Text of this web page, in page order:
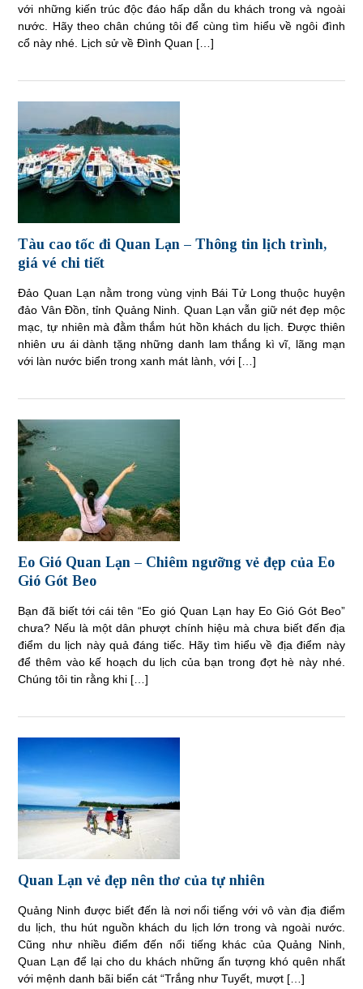
với những kiến trúc độc đáo hấp dẫn du khách trong và ngoài
nước. Hãy theo chân chúng tôi để cùng tìm hiểu về ngôi đình
cổ này nhé. Lịch sử về Đình Quan […]
Tàu cao tốc đi Quan Lạn – Thông tin lịch trình,
giá vé chi tiết
Đảo Quan Lạn nằm trong vùng vịnh Bái Tử Long thuộc huyện
đảo Vân Đồn, tỉnh Quảng Ninh. Quan Lạn vẫn giữ nét đẹp mộc
mạc, tự nhiên mà đằm thắm hút hồn khách du lịch. Được thiên
nhiên ưu ái dành tặng những danh lam thắng kì vĩ, lãng mạn
với làn nước biển trong xanh mát lành, với […]
Eo Gió Quan Lạn – Chiêm ngưỡng vẻ đẹp của Eo
Gió Gót Beo
Bạn đã biết tới cái tên “Eo gió Quan Lạn hay Eo Gió Gót Beo”
chưa? Nếu là một dân phượt chính hiệu mà chưa biết đến địa
điểm du lịch này quả đáng tiếc. Hãy tìm hiểu về địa điểm này
để thêm vào kế hoạch du lịch của bạn trong đợt hè này nhé.
Chúng tôi tin rằng khi […]
Quan Lạn vẻ đẹp nên thơ của tự nhiên
Quảng Ninh được biết đến là nơi nổi tiếng với vô vàn địa điểm
du lịch, thu hút nguồn khách du lịch lớn trong và ngoài nước.
Cũng như nhiều điểm đến nổi tiếng khác của Quảng Ninh,
Quan Lạn để lại cho du khách những ấn tượng khó quên nhất
với mệnh danh bãi biển cát “Trắng như Tuyết, mượt […]